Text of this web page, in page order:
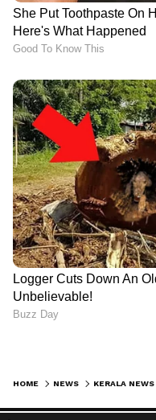
HOME NEWS KERALA NEWS